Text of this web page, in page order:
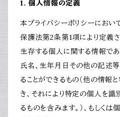
1. 個人情報の定義
本プライバシーポリシーにおい
保護法第2条第1項により定義
生存する個人に関する情報で
氏名、生年月日その他の記述
ることができるもの（他の情報
き、それにより特定の個人を識
るものを含みます。）、もしく